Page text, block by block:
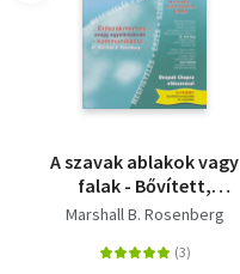
A szavak ablakok vagy
falak - Bővített,
javított kiadás
Marshall B. Rosenberg